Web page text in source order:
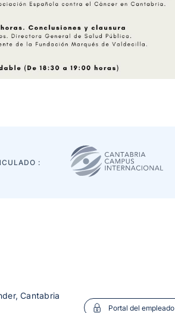
:
Cantabria
Portal del empleado